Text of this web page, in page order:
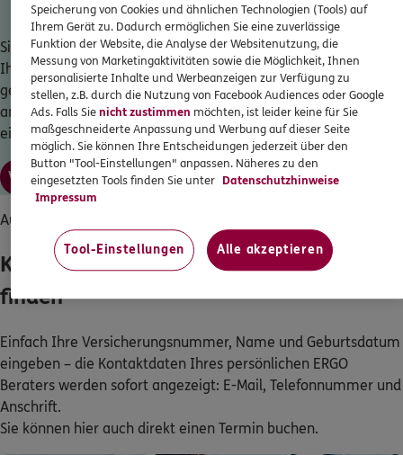
Sie möchten einen Überblick über die wichtigsten Inhalte
Ihrer Kfz-Versicherung? Ihre Lebensumstände haben sich
geändert und Sie möchten Ihre Kfz-Versicherung daran
anpassen? Dann melden Sie sich hier an – ganz schnell und
einfach.
Vertragsinformationen einsehen & Verträge online ändern
Auf vielen Wegen für Sie erreichbar
Kontaktdaten Ihres ERGO Beraters
finden
Einfach Ihre Versicherungsnummer, Name und Geburtsdatum
eingeben – die Kontaktdaten Ihres persönlichen ERGO
Beraters werden sofort angezeigt: E-Mail, Telefonnummer und
Anschrift.
Sie können hier auch direkt einen Termin buchen.
Speicherung von Cookies und ähnlichen Technologien (Tools) auf
Ihrem Gerät zu. Dadurch ermöglichen Sie eine zuverlässige
Funktion der Website, die Analyse der Websitenutzung, die
Messung von Marketingaktivitäten sowie die Möglichkeit, Ihnen
personalisierte Inhalte und Werbeanzeigen zur Verfügung zu
stellen, z.B. durch die Nutzung von Facebook Audiences oder Google
Ads. Falls Sienicht zustimmen möchten, ist leider keine für Sie
maßgeschneiderte Anpassung und Werbung auf dieser Seite
möglich. Sie können Ihre Entscheidungen jederzeit über den
Button "Tool-Einstellungen" anpassen. Näheres zu den
eingesetzten Tools finden Sie unter Datenschutzhinweise
Impressum
Tool-Einstellungen Alle akzeptieren